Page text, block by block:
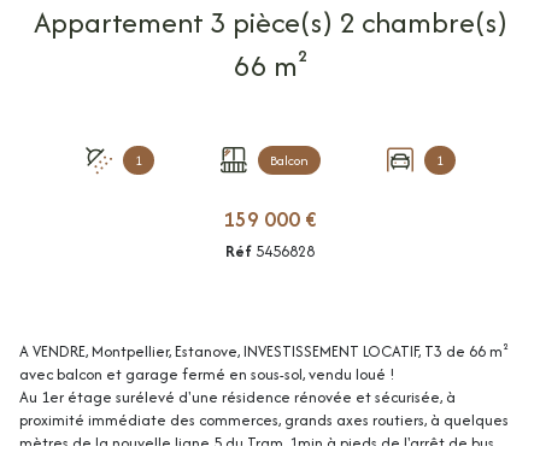
Appartement 3 pièce(s) 2 chambre(s)
66 m²
1 Balcon 1
159 000 €
Réf 5456828
A VENDRE, Montpellier, Estanove, INVESTISSEMENT LOCATIF, T3 de 66 m²
avec balcon et garage fermé en sous-sol, vendu loué !
Au 1er étage surélevé d'une résidence rénovée et sécurisée, à
proximité immédiate des commerces, grands axes routiers, à quelques
mètres de la nouvelle ligne 5 du Tram, 1min à pieds de l'arrêt de bus